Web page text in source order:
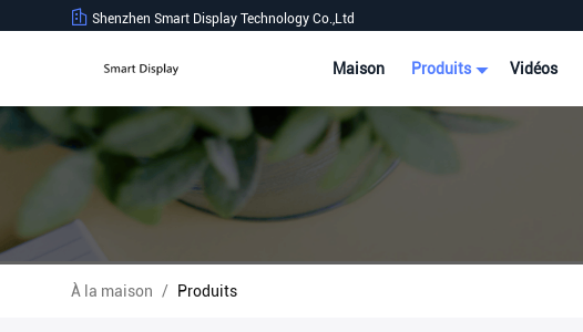
Shenzhen Smart Display Technology Co.,Ltd
Maison Produits Vidéos
À la maison / Produits